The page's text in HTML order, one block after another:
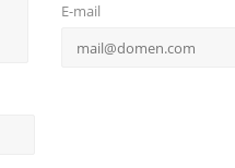
E-mail